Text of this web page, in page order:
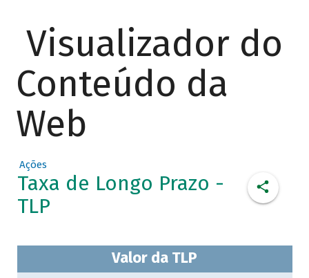
Visualizador do
Conteúdo da
Web
Ações
Taxa de Longo Prazo -
TLP